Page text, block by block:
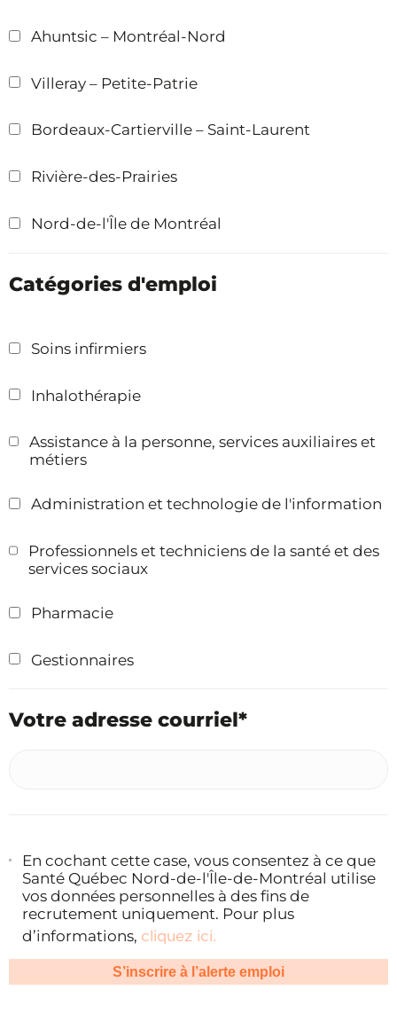
Ahuntsic – Montréal-Nord
Villeray – Petite-Patrie
Bordeaux-Cartierville – Saint-Laurent
Rivière-des-Prairies
Nord-de-l'Île de Montréal
Catégories d'emploi
Soins infirmiers
Inhalothérapie
Assistance à la personne, services auxiliaires et
métiers
Administration et technologie de l'information
Professionnels et techniciens de la santé et des
services sociaux
Pharmacie
Gestionnaires
Votre adresse courriel*
En cochant cette case, vous consentez à ce que
Santé Québec Nord-de-l'Île-de-Montréal utilise
vos données personnelles à des fins de
recrutement uniquement. Pour plus
d’informations, cliquez ici.